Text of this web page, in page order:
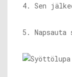
4. Sen
5.